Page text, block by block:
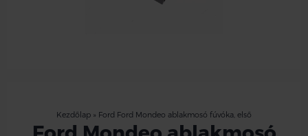
Kezdőlap » Ford Ford Mondeo ablakmosó fúvóka, első